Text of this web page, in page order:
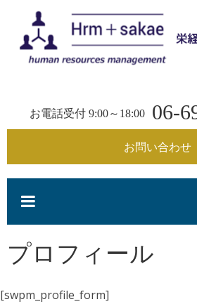
キ
プ
経
営
労
務
管
お電話受付 9:00～18:00 06-
お問い合わせ
プロフィール
[swpm_profile_form]